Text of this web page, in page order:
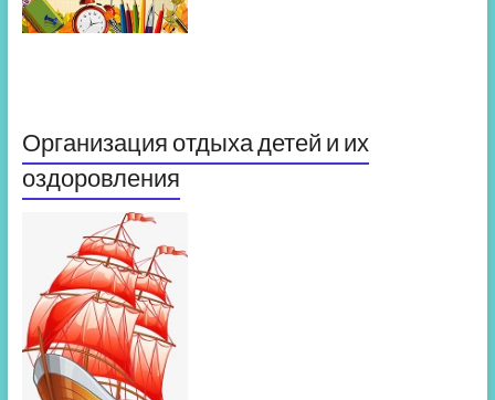
Организация отдыха детей и их
оздоровления